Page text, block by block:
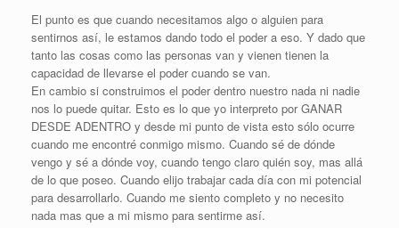
El punto es que cuando necesitamos algo o alguien para
sentirnos así, le estamos dando todo el poder a eso. Y dado que
tanto las cosas como las personas van y vienen tienen la
capacidad de llevarse el poder cuando se van.
En cambio si construimos el poder dentro nuestro nada ni nadie
nos lo puede quitar. Esto es lo que yo interpreto por GANAR
DESDE ADENTRO y desde mi punto de vista esto sólo ocurre
cuando me encontré conmigo mismo. Cuando sé de dónde
vengo y sé a dónde voy, cuando tengo claro quién soy, mas allá
de lo que poseo. Cuando elijo trabajar cada día con mi potencial
para desarrollarlo. Cuando me siento completo y no necesito
nada mas que a mi mismo para sentirme así.